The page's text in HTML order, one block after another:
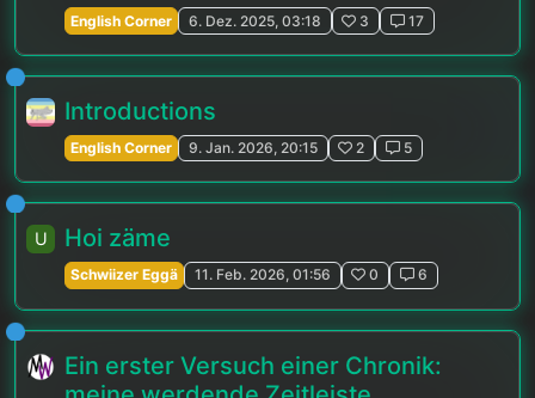
English Corner 6. Dez. 2025, 03:18 3 17
Introductions
English Corner 9. Jan. 2026, 20:15 2 5
U Hoi zäme
Schwiizer Eggä 11. Feb. 2026, 01:56 0 6
Ein erster Versuch einer Chronik: